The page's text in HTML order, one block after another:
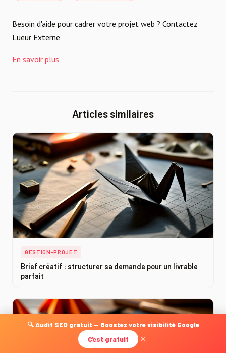
Besoin d'aide pour cadrer votre projet web ? Contactez
Lueur Externe
En savoir plus
Articles similaires
GESTION-PROJET
Brief créatif : structurer sa demande pour un livrable
parfait
🔍 Audit SEO gratuit — Boostez votre visibilité Google
C'est gratuit ✕